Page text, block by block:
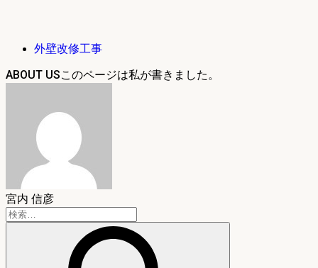
外壁改修工事
ABOUT US
宮内 信彦
検
索: